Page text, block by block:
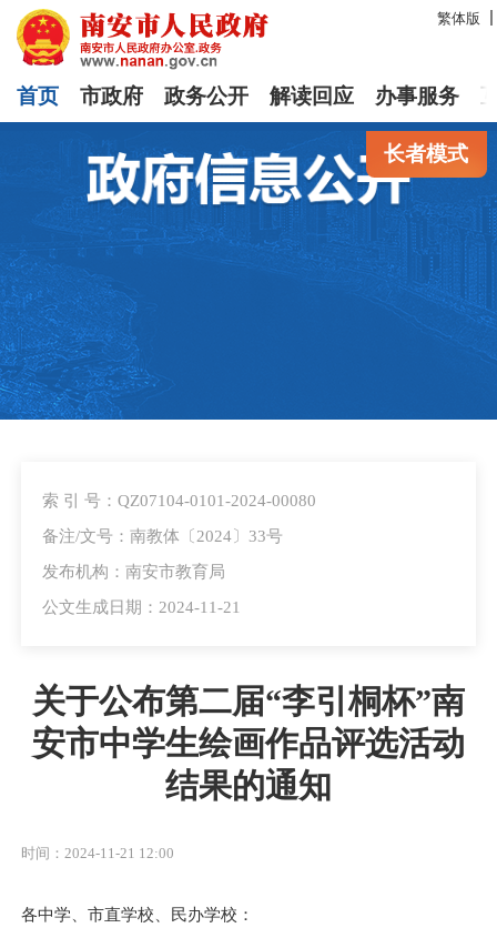
繁体版
首页 市政府 政务公开 解读回应 办事服务
长者模式
索 引 号：QZ07104-0101-2024-00080
备注/文号：南教体〔2024〕33号
发布机构：南安市教育局
公文生成日期：2024-11-21
关于公布第二届“李引桐杯”南
安市中学生绘画作品评选活动
结果的通知
时间：2024-11-21 12:00
各中学、市直学校、民办学校：